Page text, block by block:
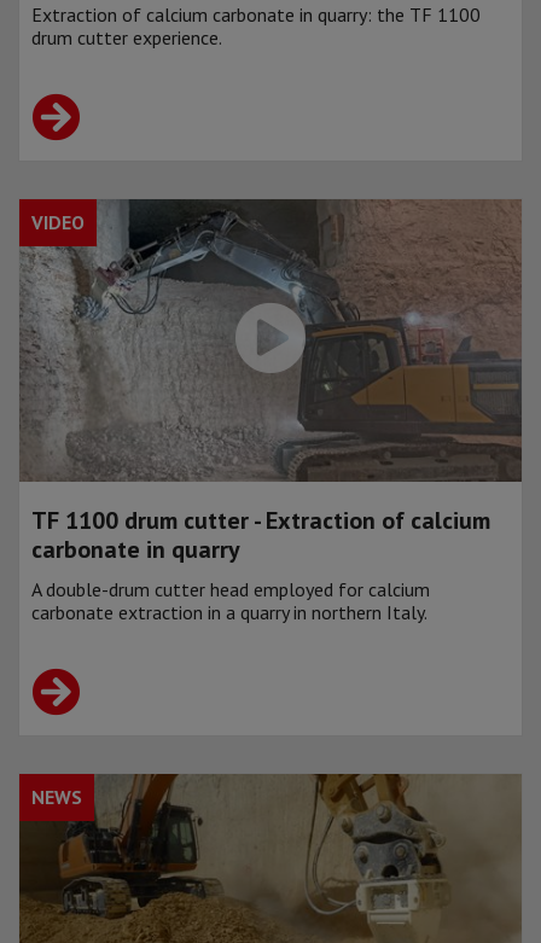
Extraction of calcium carbonate in quarry: the TF 1100
drum cutter experience.
TF 1100 drum cutter - Extraction of calcium
carbonate in quarry
A double-drum cutter head employed for calcium
carbonate extraction in a quarry in northern Italy.
VIDEO
NEWS